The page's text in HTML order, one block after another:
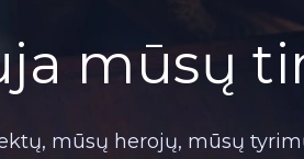
mūsų
mūsų herojų, mūsų